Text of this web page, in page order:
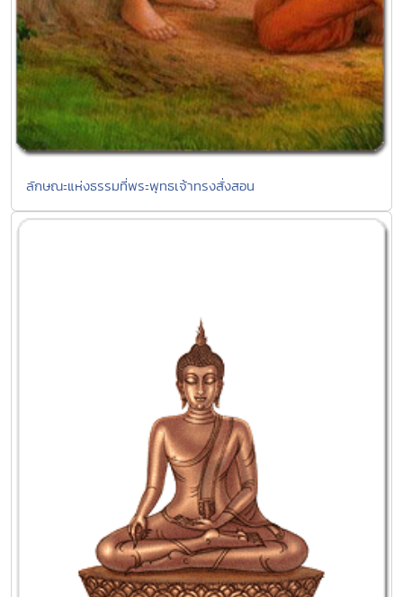
ลักษณะแห่งธรรมที่พระพุทธเจ้าทรงสั่งสอน